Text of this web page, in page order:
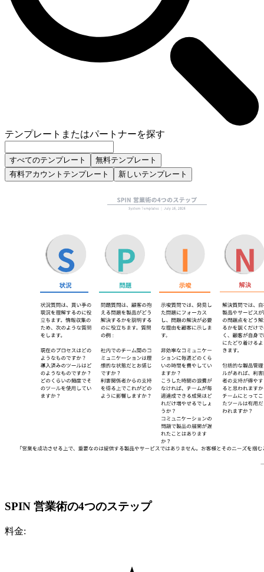
テンプレートまたはパートナーを探す
すべてのテンプレート
無料テンプレート
有料アカウントテンプレート
新しいテンプレート
SPIN 営業術の4つのステップ
料金: